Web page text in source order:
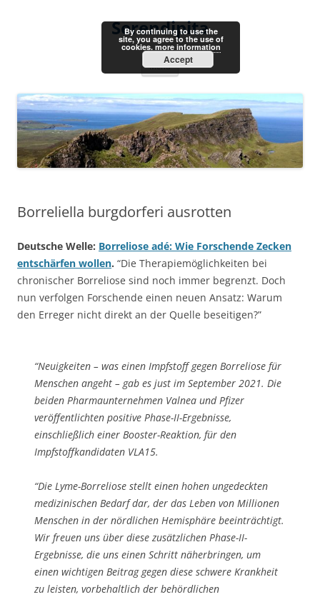
Serendipita
Menu
Borreliella burgdorferi ausrotten
Deutsche Welle: Borreliose adé: Wie Forschende Zecken
entschärfen wollen. “Die Therapiemöglichkeiten bei
chronischer Borreliose sind noch immer begrenzt. Doch
nun verfolgen Forschende einen neuen Ansatz: Warum
den Erreger nicht direkt an der Quelle beseitigen?”
“Neuigkeiten – was einen Impfstoff gegen Borreliose für
Menschen angeht – gab es just im September 2021. Die
beiden Pharmaunternehmen Valnea und Pfizer
veröffentlichten positive Phase-II-Ergebnisse,
einschließlich einer Booster-Reaktion, für den
Impfstoffkandidaten VLA15.
“Die Lyme-Borreliose stellt einen hohen ungedeckten
medizinischen Bedarf dar, der das Leben von Millionen
Menschen in der nördlichen Hemisphäre beeinträchtigt.
Wir freuen uns über diese zusätzlichen Phase-II-
Ergebnisse, die uns einen Schritt näherbringen, um
einen wichtigen Beitrag gegen diese schwere Krankheit
zu leisten, vorbehaltlich der behördlichen
By continuing to use the
site, you agree to the use of
cookies. more information
Accept